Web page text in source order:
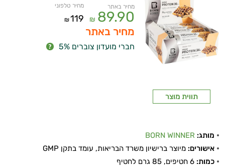
תווית מוצר
מחיר באתר
89.90
₪
מחיר טלפוני
119
₪
מחיר באתר
חברי מועדון צוברים 5%
מותג: BORN WINNER
אישורים: מיוצר ברישיון משרד הבריאות, עומד בתקן GMP
כמות: